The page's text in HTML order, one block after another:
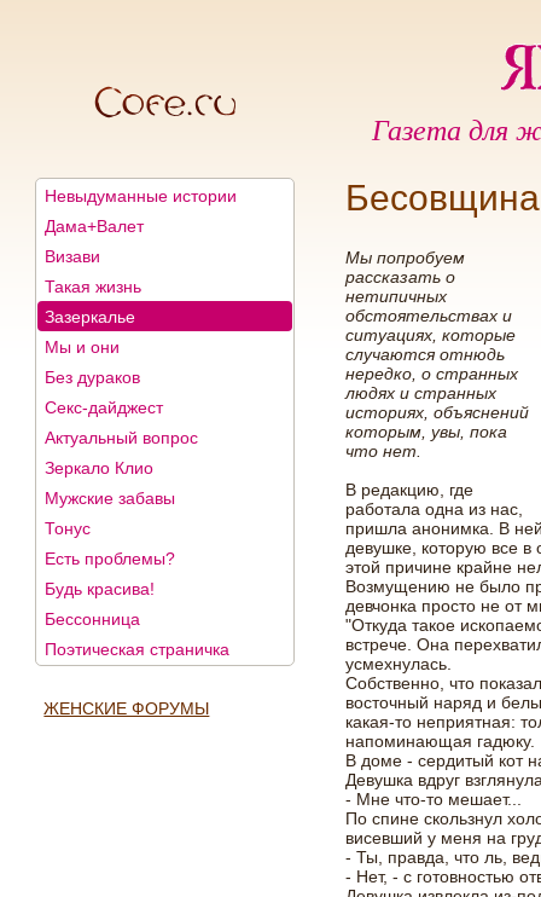
Газета для
Невыдуманные истории
Дама+Валет
Визави
Такая жизнь
Зазеркалье
Мы и они
Без дураков
Секс-дайджест
Актуальный вопрос
Зеркало Клио
Мужские забавы
Тонус
Есть проблемы?
Будь красива!
Бессонница
Поэтическая страничка
ЖЕНСКИЕ ФОРУМЫ
Бесовщина
Мы попробуем
рассказать о
нетипичных
обстоятельствах и
ситуациях, которые
случаются отнюдь
нередко, о странных
людях и странных
историях, объяснений
которым, увы, пока
что нет.
В редакцию, где
работала одна из нас,
пришла анонимка. В ней
девушке, которую все в
этой причине крайне
Возмущению не было
девчонка просто не от
"Откуда такое
встрече. Она
усмехнулась.
Собственно, что
восточный наряд и
какая-то неприятная:
напоминающая гадюку.
В доме - сердитый кот
Девушка вдруг
- Мне что-то мешает...
По спине скользнул
висевший у меня на
- Ты, правда, что ль,
- Нет, - с готовностью